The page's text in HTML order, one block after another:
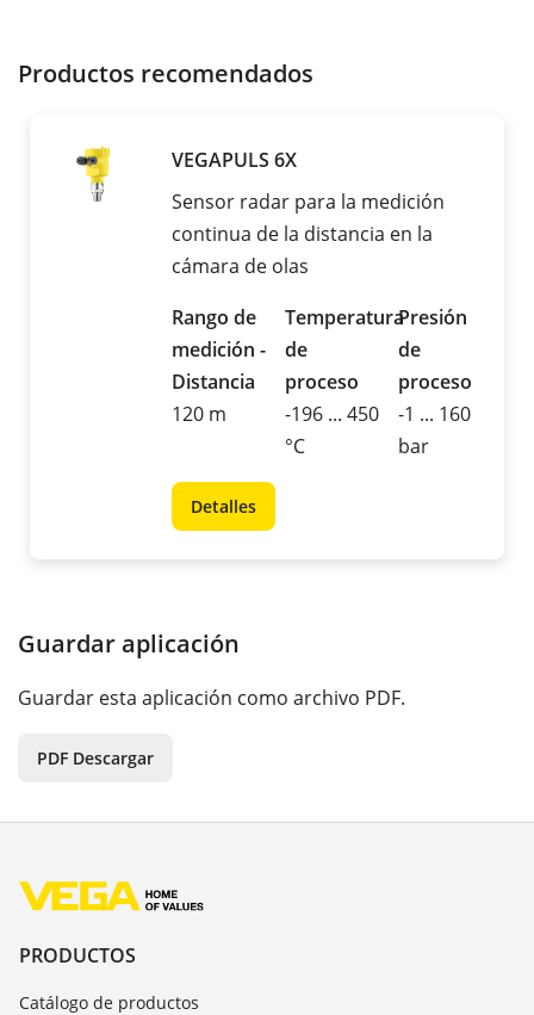
Productos recomendados
VEGAPULS 6X
Sensor radar para la medición
continua de la distancia en la
cámara de olas
Rango de
medición -
Distancia
120 m
Temperatura
de
proceso
-196 ... 450
°C
Presión
de
proceso
-1 ... 160
bar
Detalles
Guardar aplicación
Guardar esta aplicación como archivo PDF.
PDF Descargar
PRODUCTOS
Catálogo de productos